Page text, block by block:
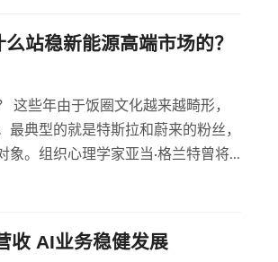
站稳新能源高端市场的？
这些年由于饭圈文化越来越畸形，
典型的就是特斯拉和蔚来的粉丝，
。组织心理学家亚当·格兰特曾将...
收 AI业务稳健发展